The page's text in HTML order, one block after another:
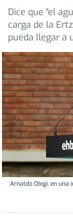
Dice que "el
carga de la
pueda llegar a
Arnaldo Otegi, en una